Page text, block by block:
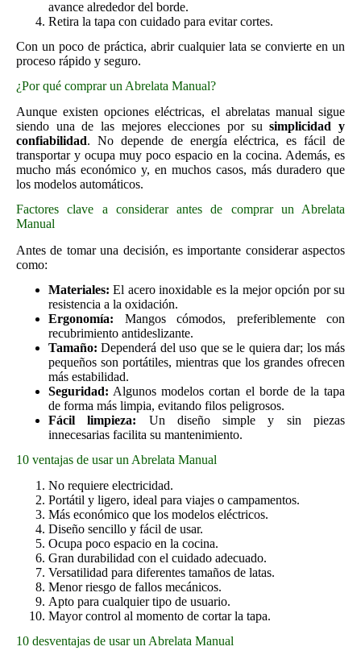
avance alrededor del borde.
Retira la tapa con cuidado para evitar cortes.
Con un poco de práctica, abrir cualquier lata se convierte en un
proceso rápido y seguro.
¿Por qué comprar un Abrelata Manual?
Aunque existen opciones eléctricas, el abrelatas manual sigue
siendo una de las mejores elecciones por susimplicidad y
confiabilidad. No depende de energía eléctrica, es fácil de
transportar y ocupa muy poco espacio en la cocina. Además, es
mucho más económico y, en muchos casos, más duradero que
los modelos automáticos.
Factores clave a considerar antes de comprar un Abrelata
Manual
Antes de tomar una decisión, es importante considerar aspectos
como:
Materiales: El acero inoxidable es la mejor opción por su
resistencia a la oxidación.
Ergonomía: Mangos cómodos, preferiblemente con
recubrimiento antideslizante.
Tamaño: Dependerá del uso que se le quiera dar; los más
pequeños son portátiles, mientras que los grandes ofrecen
más estabilidad.
Seguridad: Algunos modelos cortan el borde de la tapa
de forma más limpia, evitando filos peligrosos.
Fácil limpieza: Un diseño simple y sin piezas
innecesarias facilita su mantenimiento.
10 ventajas de usar un Abrelata Manual
No requiere electricidad.
Portátil y ligero, ideal para viajes o campamentos.
Más económico que los modelos eléctricos.
Diseño sencillo y fácil de usar.
Ocupa poco espacio en la cocina.
Gran durabilidad con el cuidado adecuado.
Versatilidad para diferentes tamaños de latas.
Menor riesgo de fallos mecánicos.
Apto para cualquier tipo de usuario.
Mayor control al momento de cortar la tapa.
10 desventajas de usar un Abrelata Manual